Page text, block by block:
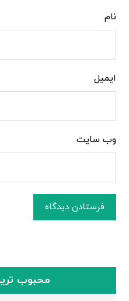
نام
ایمیل
وب‌ سایت
فرستادن دیدگاه
محبوب